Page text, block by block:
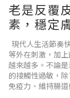
老是反覆
素，穩定
現代人生活節奏
等外在刺激，加
越來越多。不論
的接觸性過敏，
免疫力、維持腸